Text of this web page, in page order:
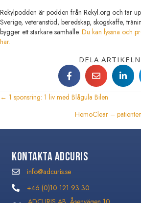
Rekylpodden är podden från Rekyl.org och tar
Sverige, veteranstöd, beredskap, skogskaffe,
bygger ett starkare samhälle. Du kan lyssna och
här.
DELA ARTIKELN
Posts
← 1 sponsring: 1 liv med Blågula Bilen
HemoClear –
Kontakta Adcuris
info@adcuris.se
info@adcuris.se
+46 (0)10 121 93 30
+46 (0)10 121 93 30